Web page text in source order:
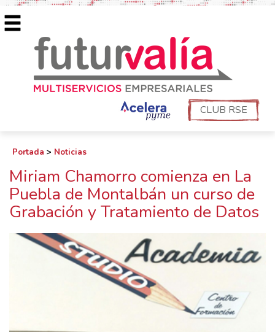
CLUB RSE
Portada > Noticias
Miriam Chamorro comienza en La
Puebla de Montalbán un curso de
Grabación y Tratamiento de Datos